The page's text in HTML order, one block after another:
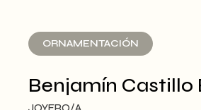
ORNAMENTACIÓN
Benjamín Castillo